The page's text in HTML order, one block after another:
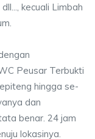
kecuali Limbah
Peusar Terbukti
hingga se-
dan
benar. 24 jam
lokasinya.